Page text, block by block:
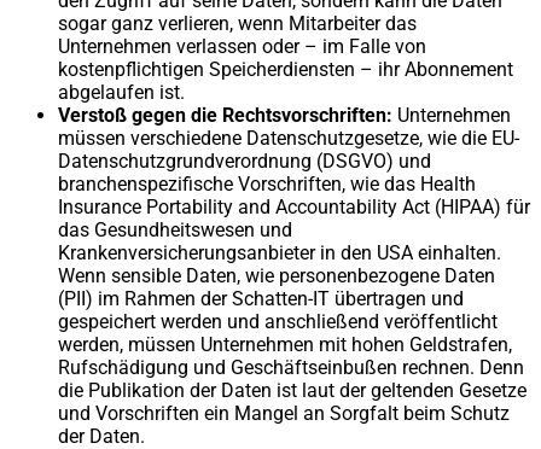
sogar ganz verlieren, wenn Mitarbeiter das
Unternehmen verlassen oder – im Falle von
kostenpflichtigen Speicherdiensten – ihr Abonnement
abgelaufen ist.
Verstoß gegen die Rechtsvorschriften: Unternehmen
müssen verschiedene Datenschutzgesetze, wie die EU-
Datenschutzgrundverordnung (DSGVO) und
branchenspezifische Vorschriften, wie das Health
Insurance Portability and Accountability Act (HIPAA) für
das Gesundheitswesen und
Krankenversicherungsanbieter in den USA einhalten.
Wenn sensible Daten, wie personenbezogene Daten
(PII) im Rahmen der Schatten-IT übertragen und
gespeichert werden und anschließend veröffentlicht
werden, müssen Unternehmen mit hohen Geldstrafen,
Rufschädigung und Geschäftseinbußen rechnen. Denn
die Publikation der Daten ist laut der geltenden Gesetze
und Vorschriften ein Mangel an Sorgfalt beim Schutz
der Daten.